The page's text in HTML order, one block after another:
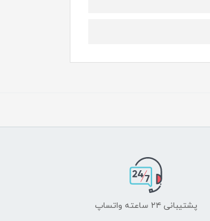
پشتیبانی ۲۴ ساعته واتساپ